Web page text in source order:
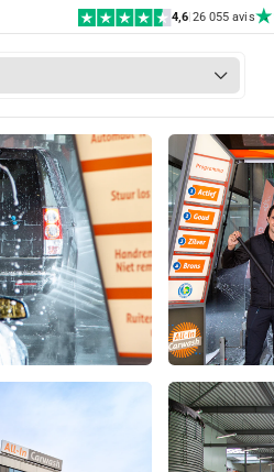
4,6|26 055 avis